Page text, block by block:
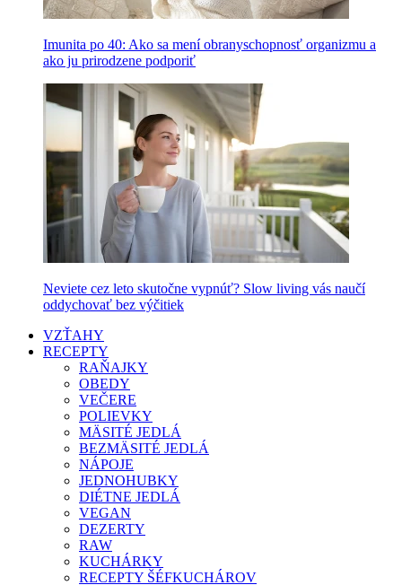
Imunita po 40: Ako sa mení obranyschopnosť organizmu a
ako ju prirodzene podporiť
Neviete cez leto skutočne vypnúť? Slow living vás naučí
oddychovať bez výčitiek
VZŤAHY
RECEPTY
RAŇAJKY
OBEDY
VEČERE
POLIEVKY
MÄSITÉ JEDLÁ
BEZMÄSITÉ JEDLÁ
NÁPOJE
JEDNOHUBKY
DIÉTNE JEDLÁ
VEGAN
DEZERTY
RAW
KUCHÁRKY
RECEPTY ŠÉFKUCHÁROV